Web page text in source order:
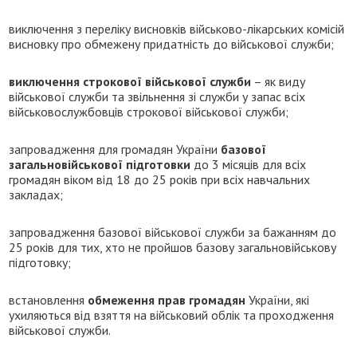
виключення з переліку висновків військово-лікарських комісій
висновку про обмежену придатність до військової служби;
виключення строкової військової служби – як виду
військової служби та звільнення зі служби у запас всіх
військовослужбовців строкової військової служби;
запровадження для громадян України базової
загальновійськової підготовки до 3 місяців для всіх
громадян віком від 18 до 25 років при всіх навчальних
закладах;
запровадження базової військової служби за бажанням до
25 років для тих, хто не пройшов базову загальновійськову
підготовку;
встановлення обмеження прав громадян України, які
ухиляються від взяття на військовий облік та проходження
військової служби.